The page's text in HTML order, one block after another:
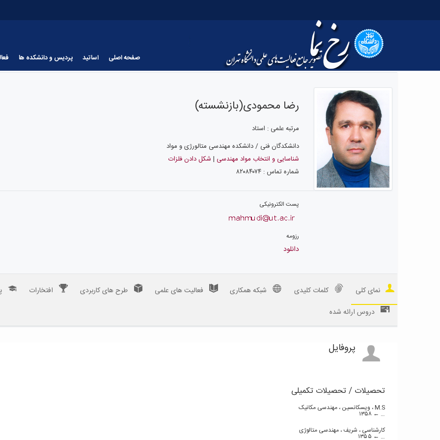
صفحه اصلی اساتید پردیس و دانشکده ها
رضا محمودی(بازنشسته)
مرتبه علمی : استاد
دانشکدگان فنی / دانشکده مهندسی متالورژی و مواد
شناسایی و انتخاب مواد مهندسی | شکل دادن فلزات
شماره تماس : ۸۲۰۸۴۰۷۴
پست الکترونیکی
رزومه
دانلود
نمای کلی کلمات کلیدی شبکه همکاری فعالیت های علمی طرح های کاربردی افتخارات
دروس ارائه شده
پروفایل
تحصیلات / تحصیلات تکمیلی
M.S ، ویسکانسین ، مهندسی مکانیک
… ← ۱۳۵۸
کارشناسی ، شریف ، مهندسی متالوژی
… ← ۱۳۵۵